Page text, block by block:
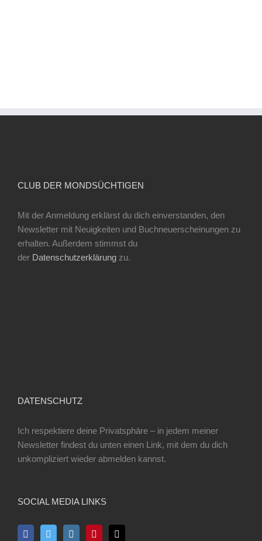
CLUB DER MONDSÜCHTIGEN
Mit der Anmeldung erklärst du dich einverstanden, den
Newsletter mit Neuigkeiten und Buchneuerscheinungen zu
erhalten. Außerdem stimmst du
der Datenschutzerklärung zu.
DATENSCHUTZ
Ich respektiere deine Privatsphäre – in jedem meiner
Newsletter findest du unten einen Link, mit dem du dich
unkompliziert wieder abmelden kannst.
SOCIAL MEDIA LINKS